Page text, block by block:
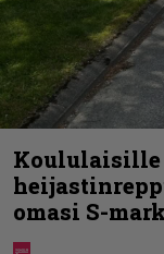
Koululaisille
omasi S-